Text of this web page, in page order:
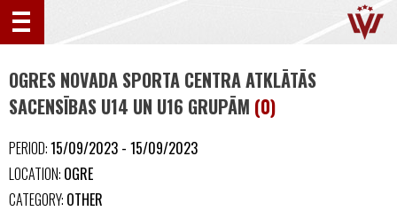
OGRES NOVADA SPORTA CENTRA ATKLĀTĀS
SACENSĪBAS U14 UN U16 GRUPĀM (0)
PERIOD:15/09/2023 - 15/09/2023
LOCATION: OGRE
CATEGORY: OTHER